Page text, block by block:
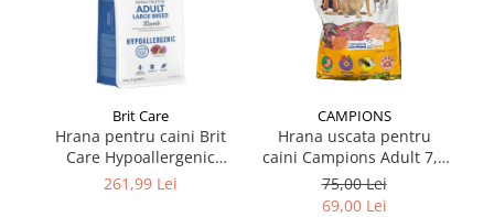
Brit Care
Hrana pentru caini Brit
Care Hypoallergenic
Adult Large Breed cu miel
261,99 Lei
CAMPIONS
Hrana uscata pentru
caini Campions Adult 7,5
kg
75,00 Lei
69,00 Lei